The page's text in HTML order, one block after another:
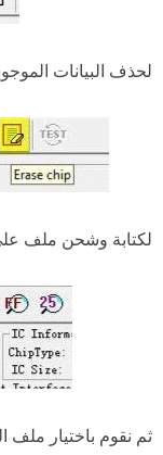
لحذف البيانات
لكتابة وشحن ملف
ثم نقوم باختيار ملف